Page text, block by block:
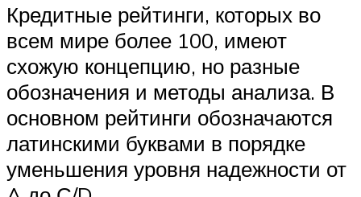
Кредитные рейтинги, которых во
всем мире более 100, имеют
схожую концепцию, но разные
обозначения и методы анализа. В
основном рейтинги обозначаются
латинскими буквами в порядке
уменьшения уровня надежности от